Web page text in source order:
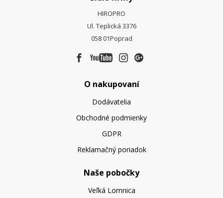
HIROPRO
Ul. Teplická 3376
058 01Poprad
O nakupovaní
Dodávatelia
Obchodné podmienky
GDPR
Reklamačný poriadok
Naše pobočky
Veľká Lomnica